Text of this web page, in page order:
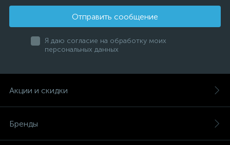
Отправить сообщение
Я даю согласие на обработку моих
персональных данных
Акции и скидки
Бренды